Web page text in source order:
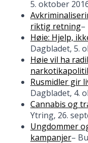
5. oktober
riktig retning–
Høie: Hjelp,
Dagbladet, 5.
Høie vil ha
Rusmidler gir
Dagbladet, 4.
Cannabis og
Ytring, 26.
Ungdommer
kampanjer–